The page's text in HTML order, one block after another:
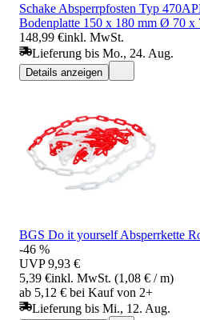
Schake Absperrpfosten Typ
Bodenplatte 150 x 180 mm Ø 70 x
148,99 €inkl. MwSt.
Lieferung bis Mo., 24. Aug.
Details anzeigen
BGS Do it yourself Absperrkette
-46 %
UVP 9,93 €
5,39 €inkl. MwSt. (1,08 € / m)
ab 5,12 € bei Kauf von 2+
Lieferung bis Mi., 12. Aug.